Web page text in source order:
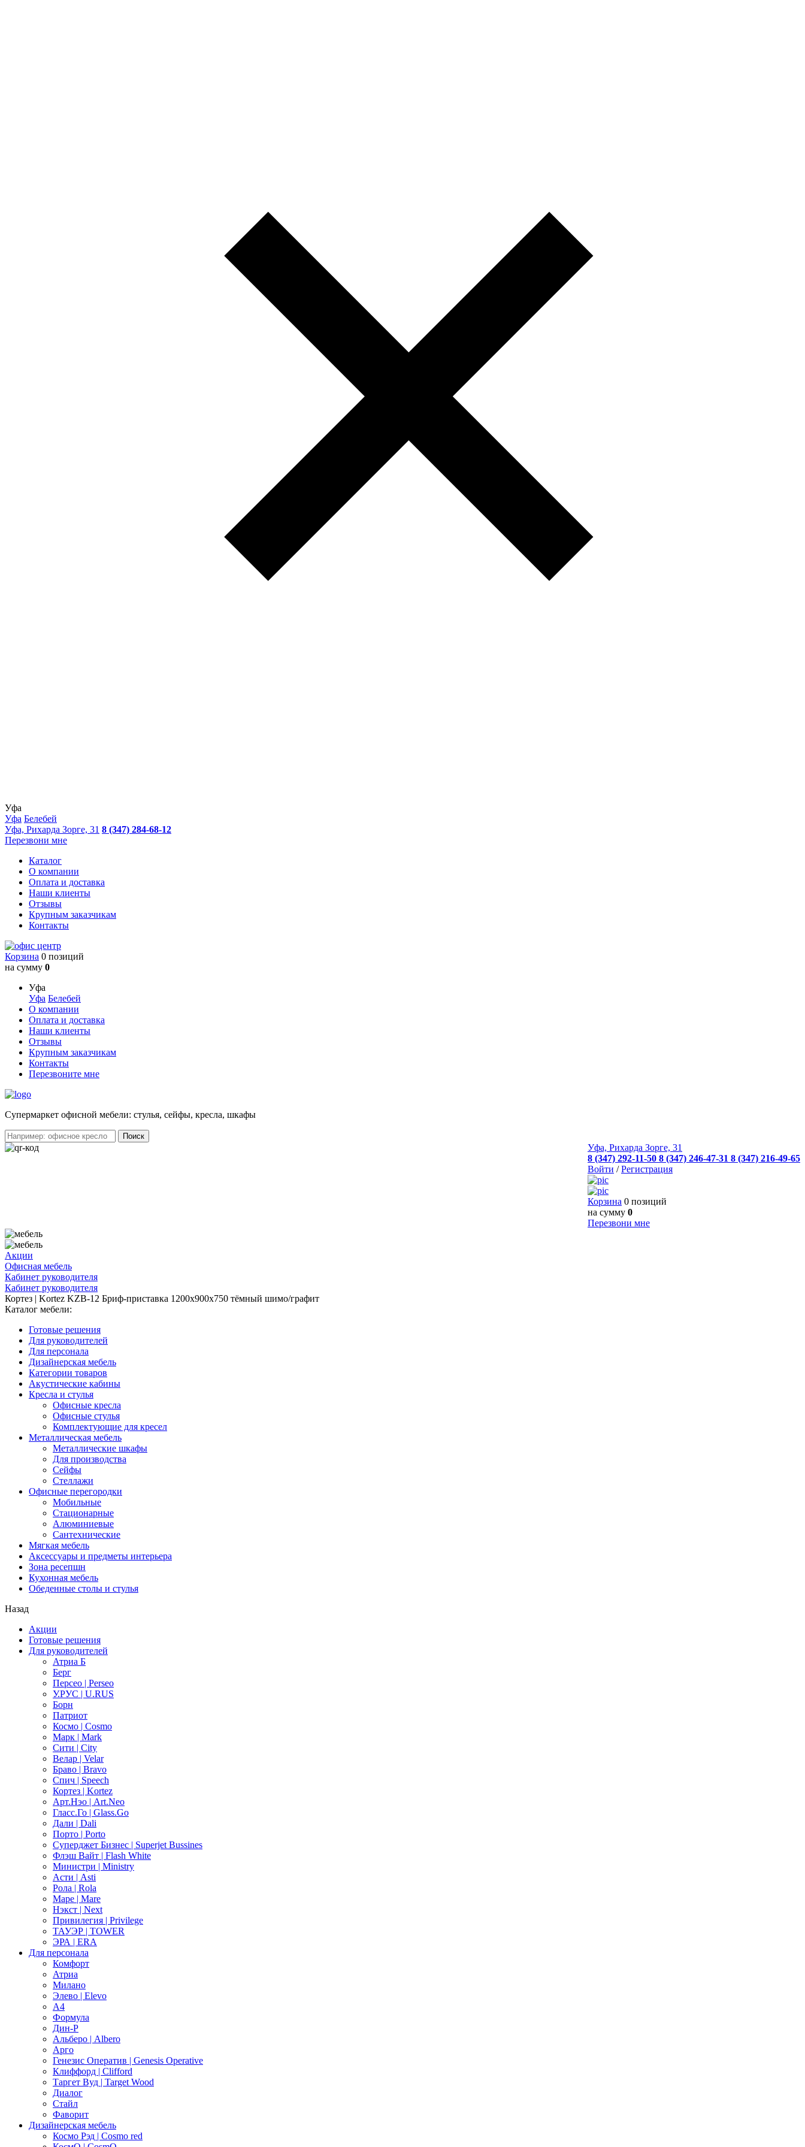
Уфа
Уфа Белебей
Уфа, Рихарда Зорге, 31 8 (347) 284-68-12
Перезвони мне
Каталог
О компании
Оплата и доставка
Наши клиенты
Отзывы
Крупным заказчикам
Контакты
Корзина 0 позиций
на сумму 0
Уфа
Уфа Белебей
О компании
Оплата и доставка
Наши клиенты
Отзывы
Крупным заказчикам
Контакты
Перезвоните мне
Cупермаркет офисной мебели: стулья, сейфы, кресла, шкафы
Уфа, Рихарда Зорге, 31
8 (347) 292-11-50 8 (347) 246-47-31 8 (347) 216-49-65
Войти /Регистрация
Корзина 0 позиций
на сумму 0
Перезвони мне
Акции
Офисная мебель
Кабинет руководителя
Кабинет руководителя
Кортез | Kortez KZB-12 Бриф-приставка 1200х900х750 тёмный шимо/графит
Каталог мебели:
Готовые решения
Для руководителей
Для персонала
Дизайнерская мебель
Категории товаров
Акустические кабины
Кресла и стулья
Офисные кресла
Офисные стулья
Комплектующие для кресел
Металлическая мебель
Металлические шкафы
Для производства
Сейфы
Стеллажи
Офисные перегородки
Мобильные
Стационарные
Алюминиевые
Сантехнические
Мягкая мебель
Аксессуары и предметы интерьера
Зона ресепшн
Кухонная мебель
Обеденные столы и стулья
Назад
Акции
Готовые решения
Для руководителей
Атриа Б
Берг
Персео | Perseo
У.РУС | U.RUS
Борн
Патриот
Космо | Cosmo
Марк | Mark
Сити | City
Велар | Velar
Браво | Bravo
Спич | Speech
Кортез | Kortez
Арт.Нэо | Art.Neo
Гласс.Го | Glass.Go
Дали | Dali
Порто | Porto
Суперджет Бизнес | Superjet Bussines
Флэш Вайт | Flash White
Министри | Ministry
Асти | Asti
Рола | Rola
Маре | Mare
Нэкст | Next
Привилегия | Privilege
ТАУЭР | TOWER
ЭРА | ERA
Для персонала
Комфорт
Атриа
Милано
Элево | Elevo
А4
Формула
Дин-Р
Альберо | Albero
Арго
Генезис Оператив | Genesis Operative
Клиффорд | Clifford
Таргет Вуд | Target Wood
Диалог
Стайл
Фаворит
Дизайнерская мебель
Космо Рэд | Cosmo red